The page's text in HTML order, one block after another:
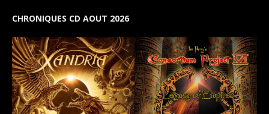
CHRONIQUES CD AOUT 2026